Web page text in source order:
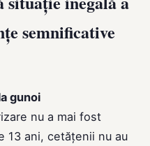
semnificative
gunoi
nu a mai fost
13 ani, cetățenii nu au